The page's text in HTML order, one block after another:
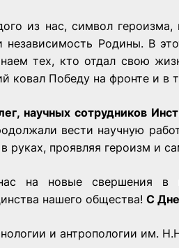
из нас, символ героизма,
Родины. В
тех, кто отдал свою
ковал Победу на фронте и в
научных сотрудников
вести научную
проявляя героизм и
на новые свершения в
нашего общества! С
и антропологии им.